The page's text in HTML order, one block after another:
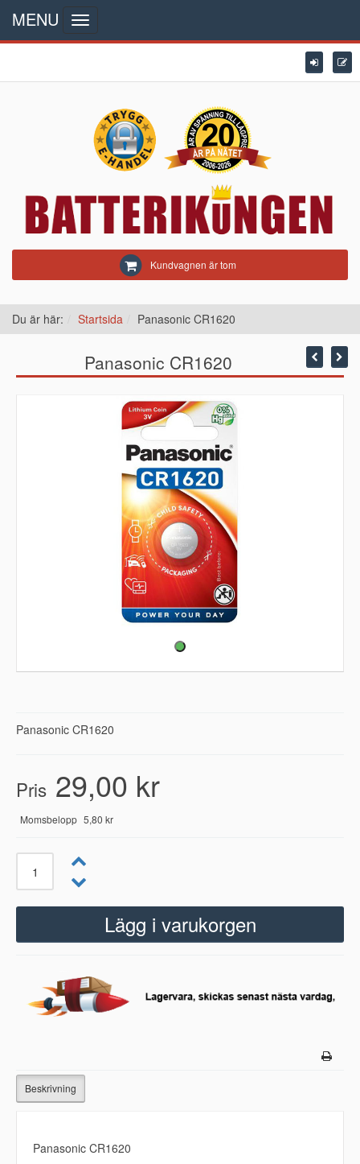
Kundvagnen är tom
MENU
Toggle
navigation
Du är här: Startsida Panasonic CR1620
Panasonic CR1620
Panasonic CR1620
Pris 29,00 kr
Momsbelopp 5,80 kr
Beskrivning
Panasonic CR1620